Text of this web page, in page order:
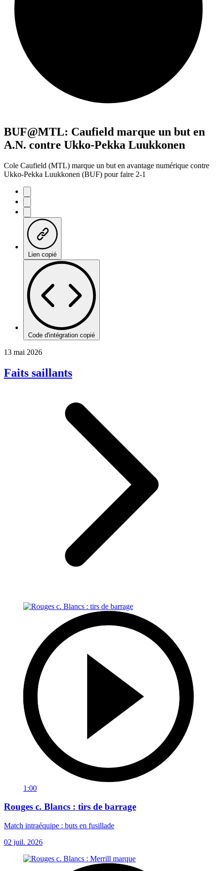
BUF@MTL: Caufield marque un but en
A.N. contre Ukko-Pekka Luukkonen
Cole Caufield (MTL) marque un but en avantage numérique contre
Ukko-Pekka Luukkonen (BUF) pour faire 2-1
Lien copié
Code d'intégration copié
13 mai 2026
Faits saillants
1:00
Rouges c. Blancs : tirs de barrage
Match intraéquipe : buts en fusillade
02 juil. 2026